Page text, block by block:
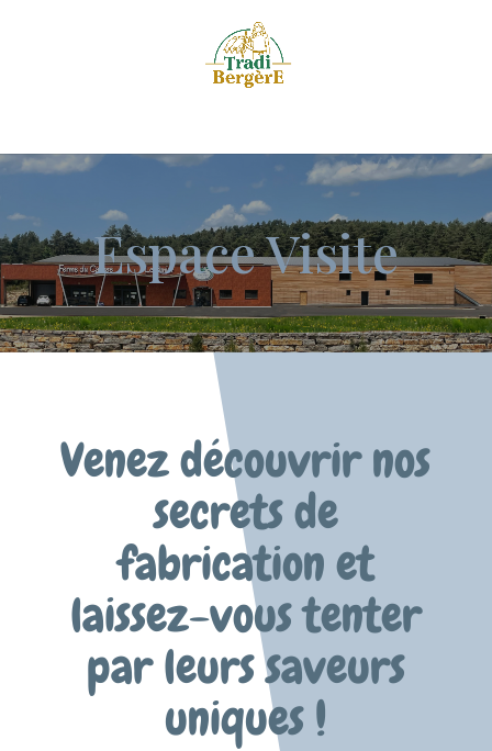
Espace Visite
Venez découvrir nos
secrets de
fabrication et
laissez-vous tenter
par leurs saveurs
uniques !